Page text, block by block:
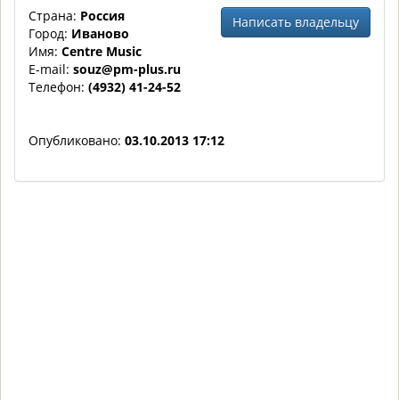
Написать владельцу
Страна: Россия
Город: Иваново
Имя: Centre Music
E-mail: souz@pm-plus.ru
Телефон: (4932) 41-24-52
Опубликовано: 03.10.2013 17:12